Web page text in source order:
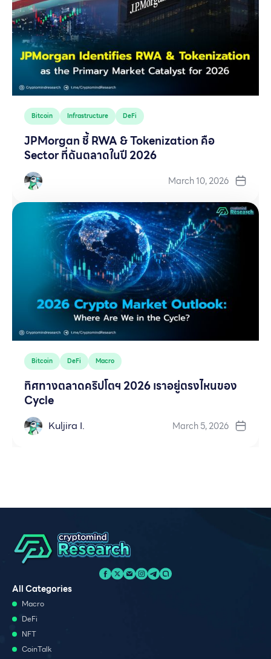
Bitcoin Infrastructure DeFi
JPMorgan ชี้ RWA & Tokenization คือ
Sector ที่ดันตลาดในปี 2026
March 10, 2026
Bitcoin DeFi Macro
ทิศทางตลาดคริปโตฯ 2026 เราอยู่ตรงไหนของ
Cycle
Kuljira I. March 5, 2026
All Categories
Macro
DeFi
NFT
CoinTalk